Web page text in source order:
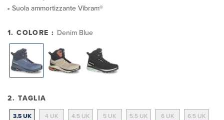
Suola ammortizzante Vibram®
1. COLORE : Denim Blue
2. TAGLIA
3.5 UK 4 UK 4.5 UK 5 UK 5.5 UK 6 UK 6.5 UK